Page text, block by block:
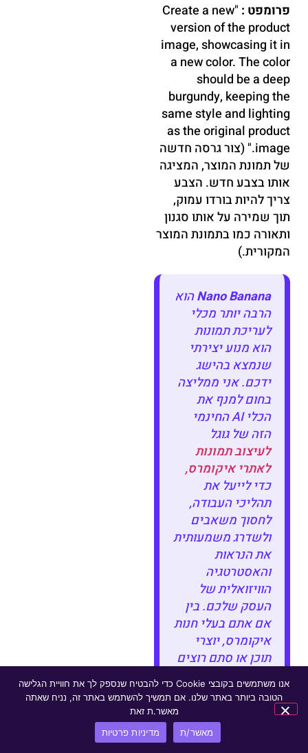
פרומפט : "Create a new
version of the product
image, showcasing it in
a new color. The color
should be a deep
burgundy, keeping the
same style and lighting
as the original product
image." (צור גרסה חדשה
של תמונת המוצר, המציגה
אותו בצבע חדש. הצבע
צריך להיות בורדו עמוק,
תוך שמירה על אותו סגנון
ותאורה כמו בתמונת המוצר
המקורית.)
Nano Bananaהוא
הרבה יותר מכלי
לעריכת תמונות
הוא מנוע יצירתי
שנמצא בהישג
ידכם. אני ממליצה
בחום למנף את
הכלי AI החינמי
הזה של גוגל
לעיצוב תמונות
לאתרי איקומרס,
כדי לייעל את
תהליכי העבודה,
לחסוך משאבים
ולשדרג משמעותית
את הנראות
והאסטרטגיה
הוויזואלית של
העסק שלכם. בין
אם אתם בעלי חנות
איקומרס, יוצרי
תוכן או סתם רוצים
להעלות את רמת
התמונות שלכם,
Nano Banana הוא
כלי חובה שיפתח
בפניכם עולם חדש
אנו משתמשים בקובצי Cookie כדי להבטיח שנספק לך את חוויית הגלישה
הטובה ביותר באתר שלנו. אם תמשיך להשתמש באתר זה, נניח שאתה
מאשר.ת זאת
מאשר/ת
מדיניות פרטיות